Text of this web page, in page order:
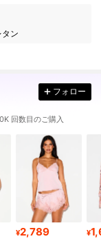
ン
フォロー
回数目のご購入
¥2,789 ¥